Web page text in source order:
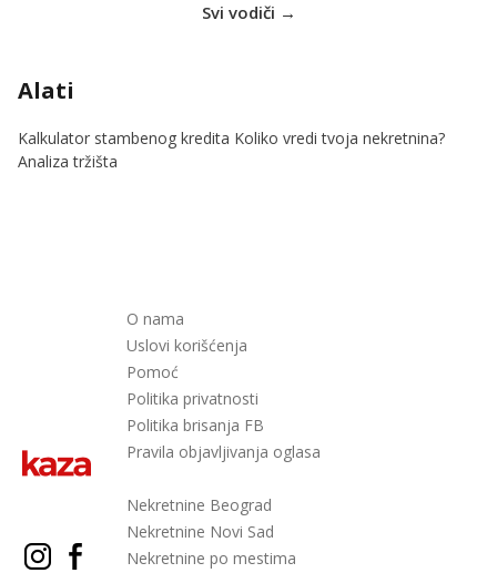
Svi vodiči →
Alati
Kalkulator stambenog kredita Koliko vredi tvoja nekretnina?
Analiza tržišta
O nama
Uslovi korišćenja
Pomoć
Politika privatnosti
Politika brisanja FB
Pravila objavljivanja oglasa
Nekretnine Beograd
Nekretnine Novi Sad
Nekretnine po mestima